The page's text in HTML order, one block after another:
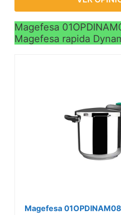
Magefesa
Magefesa rapida
Magefesa